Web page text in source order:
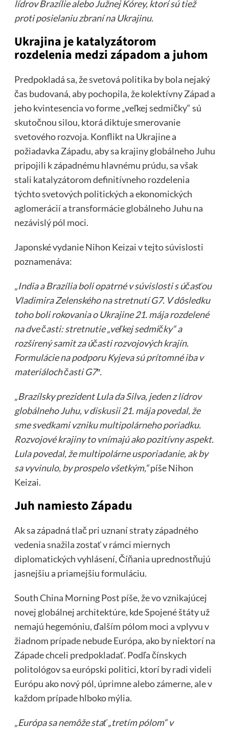
lídrov Brazílie alebo Južnej Kórey, ktorí sú tiež
proti posielaniu zbraní na Ukrajinu.
Ukrajina je katalyzátorom
rozdelenia medzi západom a juhom
Predpokladá sa, že svetová politika by bola nejaký
čas budovaná, aby pochopila, že kolektívny Západ a
jeho kvintesencia vo forme „veľkej sedmičky“ sú
skutočnou silou, ktorá diktuje smerovanie
svetového rozvoja. Konflikt na Ukrajine a
požiadavka Západu, aby sa krajiny globálneho Juhu
pripojili k západnému hlavnému prúdu, sa však
stali katalyzátorom definitívneho rozdelenia
týchto svetových politických a ekonomických
aglomerácií a transformácie globálneho Juhu na
nezávislý pól moci.
Japonské vydanie Nihon Keizai v tejto súvislosti
poznamenáva:
„India a Brazília boli opatrné v súvislosti s účasťou
Vladimira Zelenského na stretnutí G7. V dôsledku
toho boli rokovania o Ukrajine 21. mája rozdelené
na dve časti: stretnutie „veľkej sedmičky“ a
rozšírený samit za účasti rozvojových krajín.
Formulácie na podporu Kyjeva sú prítomné iba v
materiáloch časti G7″.
„Brazílsky prezident Lula da Silva, jeden z lídrov
globálneho Juhu, v diskusii 21. mája povedal, že
sme svedkami vzniku multipolárneho poriadku.
Rozvojové krajiny to vnímajú ako pozitívny aspekt.
Lula povedal, že multipolárne usporiadanie, ak by
sa vyvinulo, by prospelo všetkým,“píše Nihon
Keizai.
Juh namiesto Západu
Ak sa západná tlač pri uznaní straty západného
vedenia snažila zostať v rámci miernych
diplomatických vyhlásení, Číňania uprednostňujú
jasnejšiu a priamejšiu formuláciu.
South China Morning Post píše, že vo vznikajúcej
novej globálnej architektúre, kde Spojené štáty už
nemajú hegemóniu, ďalším pólom moci a vplyvu v
žiadnom prípade nebude Európa, ako by niektorí na
Západe chceli predpokladať. Podľa čínskych
politológov sa európski politici, ktorí by radi videli
Európu ako nový pól, úprimne alebo zámerne, ale v
každom prípade hlboko mýlia.
„Európa sa nemôže stať „tretím pólom“ v